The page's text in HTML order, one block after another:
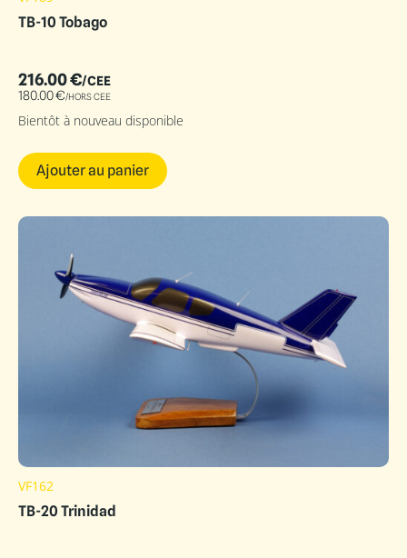
TB-10 Tobago
216.00€/CEE
180.00€/HORS CEE
Bientôt à nouveau disponible
Ajouter au panier
VF162
TB-20 Trinidad